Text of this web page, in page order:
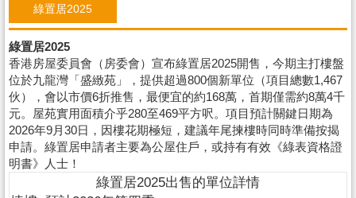
綠置居2025
綠置居2025
香港房屋委員會（房委會）宣布綠置居2025開售，今期主打樓盤
位於九龍灣「盛緻苑」，提供超過800個新單位（項目總數1,467
伙），會以市價6折推售，最便宜的約168萬，首期僅需約8萬4千
元。屋苑實用面積介乎280至469平方呎。項目預計關鍵日期為
2026年9月30日，因樓花期極短，建議年尾揀樓時同時準備按揭
申請。綠置居申請者主要為公屋住戶，或持有有效《綠表資格證
明書》人士！
綠置居2025出售的單位詳情